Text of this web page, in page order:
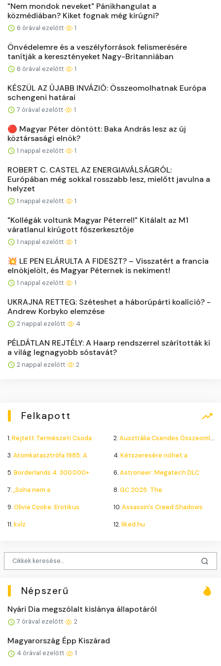
"Nem mondok neveket" Pánikhangulat a
közmédiában? Kiket fognak még kirúgni?
6 órával ezelőtt 1
Önvédelemre és a veszélyforrások felismerésére
tanítják a keresztényeket Nagy-Britanniában
6 órával ezelőtt 1
KÉSZÜL AZ ÚJABB INVÁZIÓ: Összeomolhatnak Európa
schengeni határai
7 órával ezelőtt 1
🔴 Magyar Péter döntött: Baka András lesz az új
köztársasági elnök?
1 nappal ezelőtt 1
ROBERT C. CASTEL AZ ENERGIAVÁLSÁGRÓL:
Európában még sokkal rosszabb lesz, mielőtt javulna a
helyzet
1 nappal ezelőtt 1
"Kollégák voltunk Magyar Péterrel!" Kitálalt az M1
váratlanul kirúgott főszerkesztője
1 nappal ezelőtt 1
💥 LE PEN ELÁRULTA A FIDESZT? – Visszatért a francia
elnökjelölt, és Magyar Péternek is nekiment!
1 nappal ezelőtt 1
UKRAJNA RETTEG: Széteshet a háborúpárti koalíció? -
Andrew Korbyko elemzése
2 nappal ezelőtt 4
PÉLDÁTLAN REJTÉLY: A Haarp rendszerrel szárították ki
a világ legnagyobb sóstavát?
2 nappal ezelőtt 2
Felkapott
1.Rejtett Természeti Csoda 2.Ausztrália Csendes Összeomlása
3.Atomkatasztrófa 1985: A 4.Kétszeresére nőhet a
5.Borderlands 4: 300.000+ 6.Astroneer: Megatech DLC
7.„Soha nem a 8.GC 2025: The
9.Olivia Cooke: Erotikus 10.Assassin's Creed Shadows
11.kvíz 12.liked.hu
Népszerű
Nyári Dia megszólalt kislánya állapotáról
7 órával ezelőtt 2
Magyarország Épp Kiszárad
4 órával ezelőtt 1